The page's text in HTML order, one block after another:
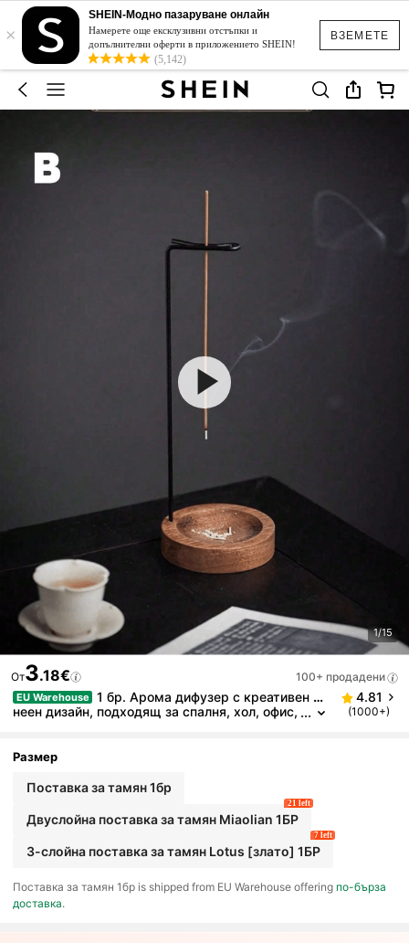
ВЗЕМЕТЕ
×
SHEIN-Модно пазаруване онлайн
Намерете още ексклузивни отстъпки и
допълнителни оферти в приложението SHEIN!
(5,142)
1/15
От3.18€ 100+ продадени
EU Warehouse
1 бр. Арома дифузер с креативен ли
неен дизайн, подходящ за спалня, хол, офис,
4.81
(1000+)
Размер
Поставка за тамян 1бр
Двуслойна поставка за тамян Miaolian 1БР
21 left
3-слойна поставка за тамян Lotus [злато] 1БР
7 left
​Поставка за тамян 1бр is shipped from EU Warehouse offering по-бърза
доставка.